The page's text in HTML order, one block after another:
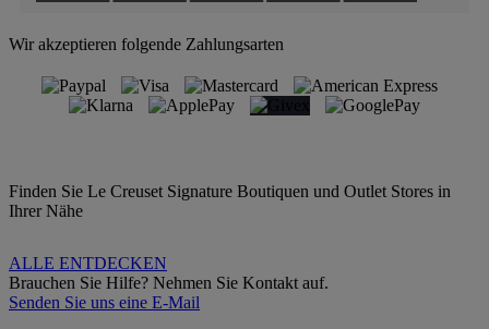
Wir akzeptieren folgende Zahlungsarten
Finden Sie Le Creuset Signature Boutiquen und Outlet Stores in
Ihrer Nähe
ALLE ENTDECKEN
Brauchen Sie Hilfe? Nehmen Sie Kontakt auf.
Senden Sie uns eine E-Mail